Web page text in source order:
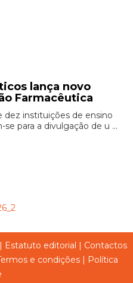
lança novo
Farmacêutica
dez instituições de ensino
para a divulgação de u ...
| Estatuto editorial | Contactos
e condições | Política